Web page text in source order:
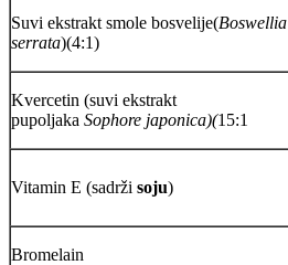
Suvi ekstrakt smole bosvelije(Boswellia
serrata)(4:1)
Kvercetin (suvi ekstrakt
pupoljaka Sophore japonica)(15:1
Vitamin E (sadrži soju)
Bromelain